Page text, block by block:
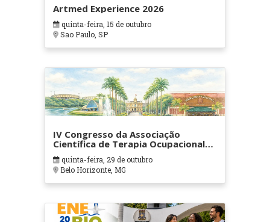
Artmed Experience 2026
quinta-feira, 15 de outubro
Sao Paulo, SP
IV Congresso da Associação
Científica de Terapia Ocupacional
em Contextos Hospitalares e
Cuidados Paliativos - ATOHOSP
quinta-feira, 29 de outubro
Belo Horizonte, MG